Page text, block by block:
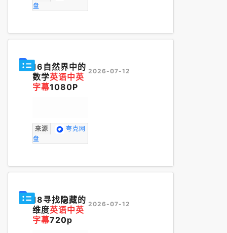
盘
16自然界中的
数学英语中英
字幕1080P
来源
夸克网
盘
2026-07-12
18寻找隐藏的
维度英语中英
字幕720p
2026-07-12